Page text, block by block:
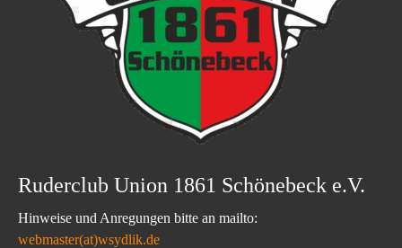
Ruderclub Union 1861 Schönebeck e.V.
Hinweise und Anregungen bitte an mailto:
webmaster(at)wsydlik.de